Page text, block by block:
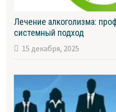
Лечение алкоголизма:
системный подход
15 декабря, 2025